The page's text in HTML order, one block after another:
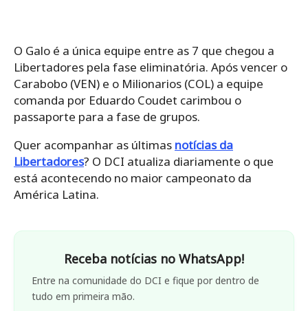
O Galo é a única equipe entre as 7 que chegou a
Libertadores pela fase eliminatória. Após vencer o
Carabobo (VEN) e o Milionarios (COL) a equipe
comanda por Eduardo Coudet carimbou o
passaporte para a fase de grupos.
Quer acompanhar as últimas notícias da
Libertadores? O DCI atualiza diariamente o que
está acontecendo no maior campeonato da
América Latina.
Receba notícias no WhatsApp!
Entre na comunidade do DCI e fique por dentro de
tudo em primeira mão.